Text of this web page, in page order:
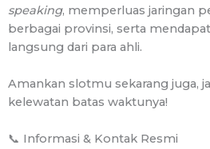
speaking, memperluas jaringan
berbagai provinsi, serta
langsung dari para ahli.
Amankan slotmu sekarang juga,
kelewatan batas waktunya!
📞 Informasi & Kontak Resmi